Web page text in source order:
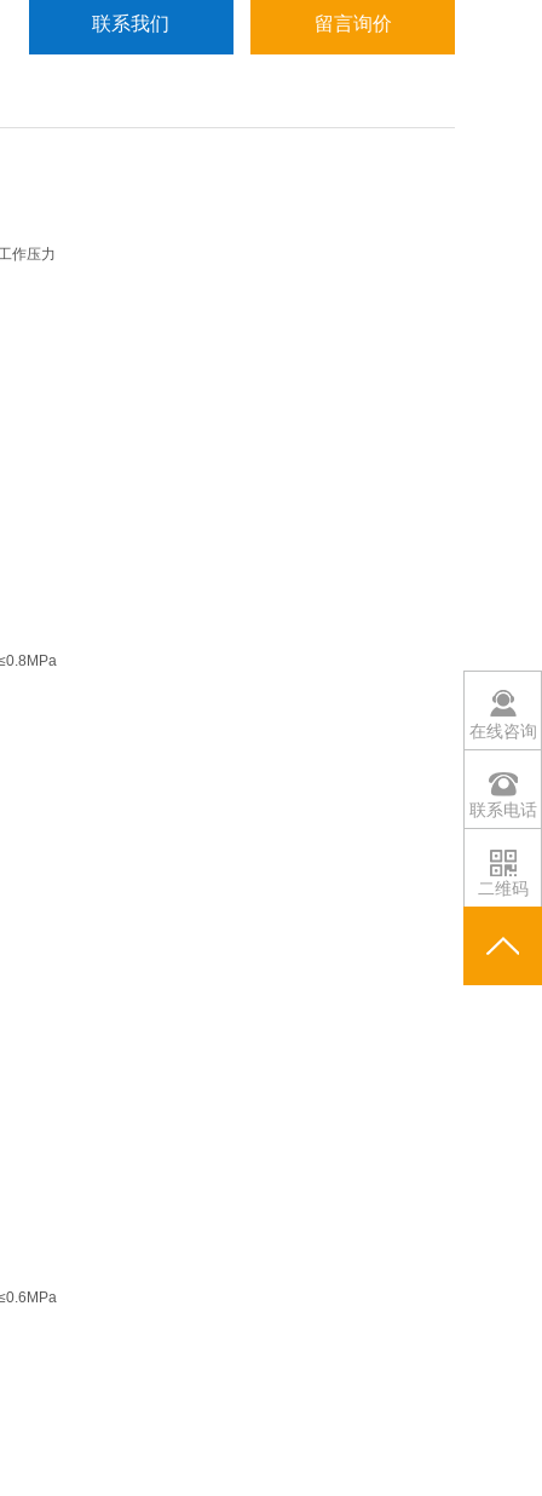
联系我们 留言询价
作压力
在线咨询
联系电话
二维码